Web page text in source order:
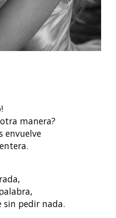
manera?
envuelve
sin pedir nada.